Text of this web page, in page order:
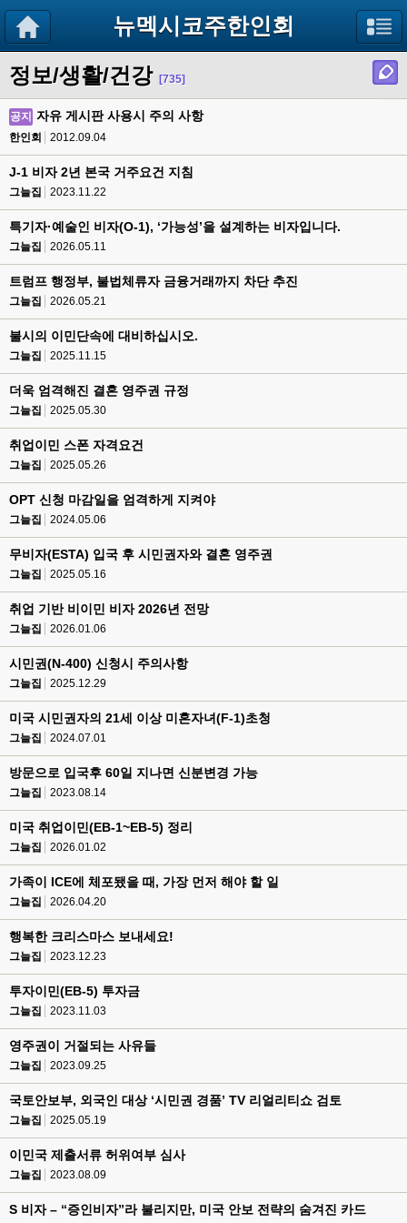
뉴멕시코주한인회
정보/생활/건강 [735]
공지 자유 게시판 사용시 주의 사항
한인회 2012.09.04
J-1 비자 2년 본국 거주요건 지침
그늘집 2023.11.22
특기자·예술인 비자(O-1), ‘가능성’을 설계하는 비자입니다.
그늘집 2026.05.11
트럼프 행정부, 불법체류자 금융거래까지 차단 추진
그늘집 2026.05.21
불시의 이민단속에 대비하십시오.
그늘집 2025.11.15
더욱 엄격해진 결혼 영주권 규정
그늘집 2025.05.30
취업이민 스폰 자격요건
그늘집 2025.05.26
OPT 신청 마감일을 엄격하게 지켜야
그늘집 2024.05.06
무비자(ESTA) 입국 후 시민권자와 결혼 영주권
그늘집 2025.05.16
취업 기반 비이민 비자 2026년 전망
그늘집 2026.01.06
시민권(N-400) 신청시 주의사항
그늘집 2025.12.29
미국 시민권자의 21세 이상 미혼자녀(F-1)초청
그늘집 2024.07.01
방문으로 입국후 60일 지나면 신분변경 가능
그늘집 2023.08.14
미국 취업이민(EB-1~EB-5) 정리
그늘집 2026.01.02
가족이 ICE에 체포됐을 때, 가장 먼저 해야 할 일
그늘집 2026.04.20
행복한 크리스마스 보내세요!
그늘집 2023.12.23
투자이민(EB-5) 투자금
그늘집 2023.11.03
영주권이 거절되는 사유들
그늘집 2023.09.25
국토안보부, 외국인 대상 ‘시민권 경품’ TV 리얼리티쇼 검토
그늘집 2025.05.19
이민국 제출서류 허위여부 심사
그늘집 2023.08.09
S 비자 – “증인비자”라 불리지만, 미국 안보 전략의 숨겨진 카드